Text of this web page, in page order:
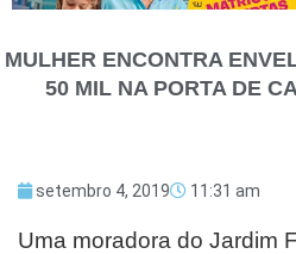
MULHER ENCONTRA
50 MIL NA PORTA DE
setembro 4, 2019 11:31 am
Uma moradora do Jardim